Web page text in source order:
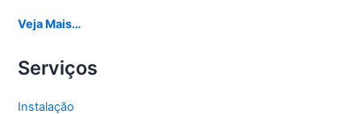
Veja Mais…
Serviços
Instalação